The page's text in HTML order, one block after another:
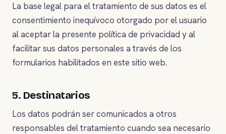
La base legal para el tratamiento de sus datos es el
consentimiento inequívoco otorgado por el usuario
al aceptar la presente política de privacidad y al
facilitar sus datos personales a través de los
formularios habilitados en este sitio web.
5. Destinatarios
Los datos podrán ser comunicados a otros
responsables del tratamiento cuando sea necesario